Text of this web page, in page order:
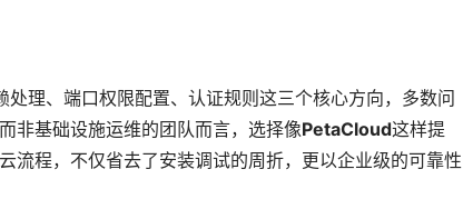
理、端口权限配置、认证规则这三个核心方向，多数问
非基础设施运维的团队而言，选择像PetaCloud这样提
流程，不仅省去了安装调试的周折，更以企业级的可靠性